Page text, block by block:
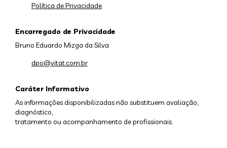
Caráter Informativo
As informações disponibilizadas não substituem avaliação,
diagnóstico,
tratamento ou acompanhamento de profissionais.
Política de Privacidade
Encarregado de Privacidade
Bruno Eduardo Mizga da Silva
dpo@vitat.com.br